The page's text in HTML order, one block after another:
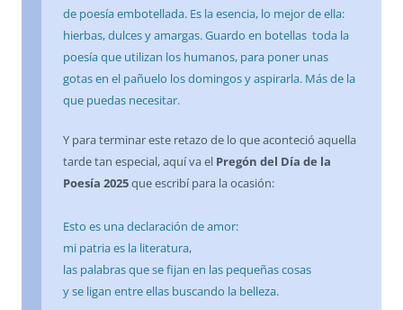
de poesía embotellada. Es la esencia, lo mejor de ella:
hierbas, dulces y amargas. Guardo en botellas toda la
poesía que utilizan los humanos, para poner unas
gotas en el pañuelo los domingos y aspirarla. Más de la
que puedas necesitar.
Y para terminar este retazo de lo que aconteció aquella
tarde tan especial, aquí va el Pregón del Día de la
Poesía 2025que escribí para la ocasión:
Esto es una declaración de amor:
mi patria es la literatura,
las palabras que se fijan en las pequeñas cosas
y se ligan entre ellas buscando la belleza.